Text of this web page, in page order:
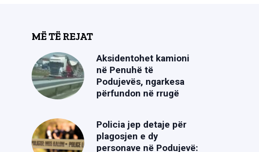
MË TË REJAT
Aksidentohet kamioni
në Penuhë të
Podujevës, ngarkesa
përfundon në rrugë
Policia jep detaje për
plagosjen e dy
personave në Podujevë: